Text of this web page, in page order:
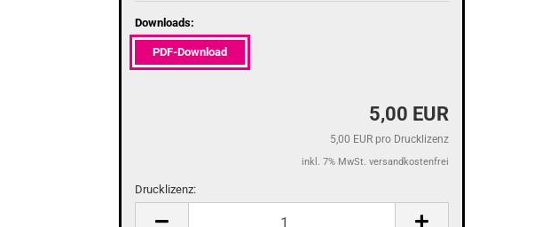
Downloads:
PDF-Download
5,00 EUR
5,00 EUR pro Drucklizenz
inkl. 7% MwSt. versandkostenfrei
Drucklizenz:
Drucklizenz